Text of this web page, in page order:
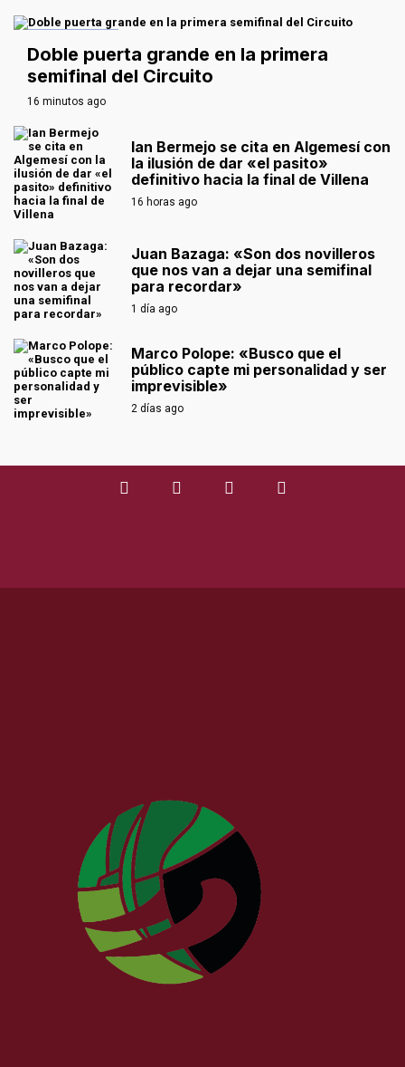
Doble puerta grande en la primera
semifinal del Circuito
16 minutos ago
Ian Bermejo se cita en Algemesí con
la ilusión de dar «el pasito»
definitivo hacia la final de Villena
16 horas ago
Juan Bazaga: «Son dos novilleros
que nos van a dejar una semifinal
para recordar»
1 día ago
Marco Polope: «Busco que el
público capte mi personalidad y ser
imprevisible»
2 días ago